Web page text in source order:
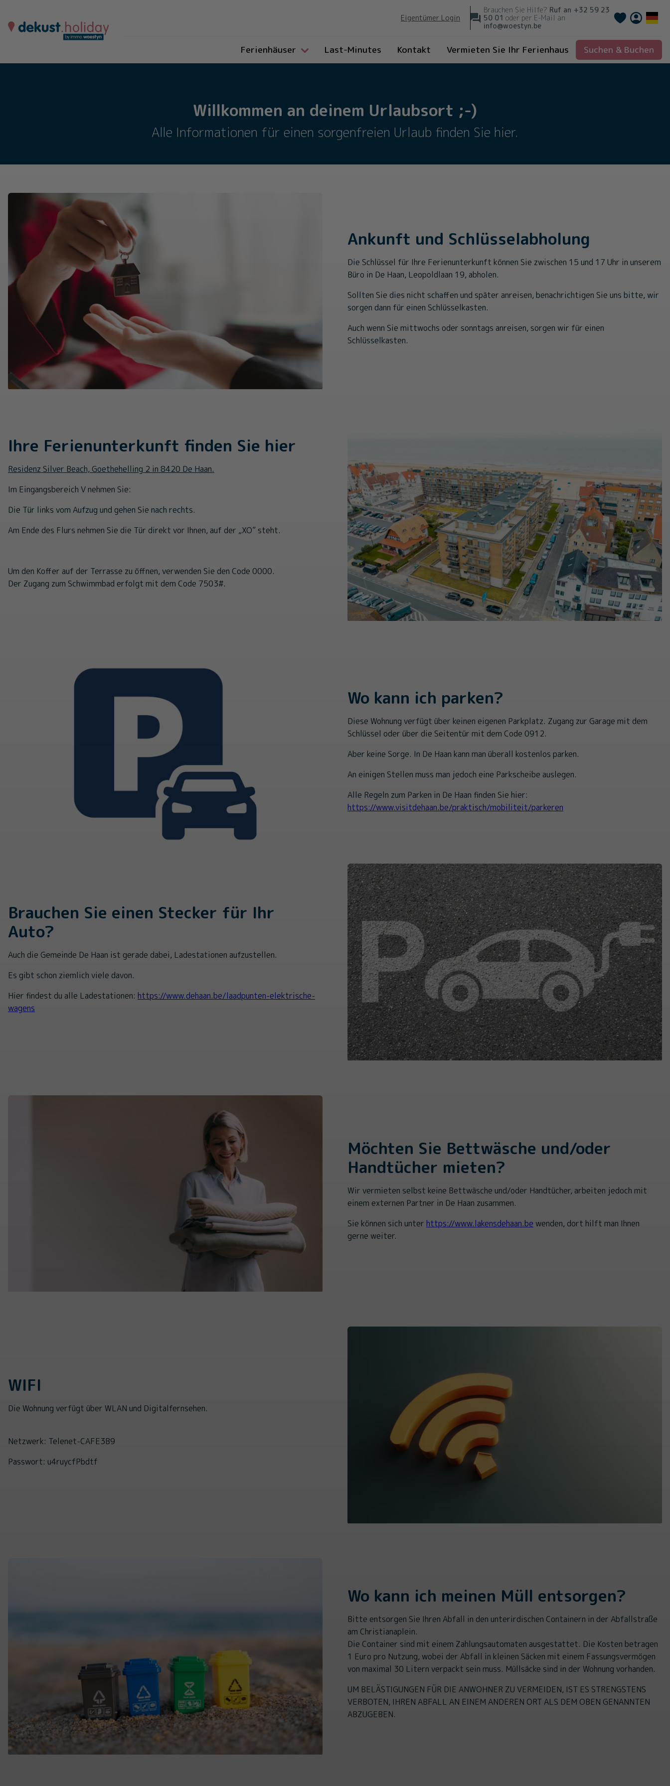
Eigentümer Login
Brauchen Sie Hilfe? Ruf an +32 59 23
50 01 oder per E-Mail an
info@woestyn.be
Français
Ferienhäuser Last-Minutes Kontakt Vermieten Sie Ihr Ferienhaus Suchen & Buchen
Willkommen an deinem Urlaubsort ;-)
Alle Informationen für einen sorgenfreien Urlaub finden Sie hier.
Ankunft und Schlüsselabholung
Die Schlüssel für Ihre Ferienunterkunft können Sie zwischen 15 und 17 Uhr in unserem
Büro in De Haan, Leopoldlaan 19, abholen.
Sollten Sie dies nicht schaffen und später anreisen, benachrichtigen Sie uns bitte, wir
sorgen dann für einen Schlüsselkasten.
Auch wenn Sie mittwochs oder sonntags anreisen, sorgen wir für einen
Schlüsselkasten.
Ihre Ferienunterkunft finden Sie hier
Residenz Silver Beach, Goethehelling 2 in 8420 De Haan.
Im Eingangsbereich V nehmen Sie:
Die Tür links vom Aufzug und gehen Sie nach rechts.
Am Ende des Flurs nehmen Sie die Tür direkt vor Ihnen, auf der „XO” steht.
Um den Koffer auf der Terrasse zu öffnen, verwenden Sie den Code 0000.
Der Zugang zum Schwimmbad erfolgt mit dem Code 7503#.
Wo kann ich parken?
Diese Wohnung verfügt über keinen eigenen Parkplatz. Zugang zur Garage mit dem
Schlüssel oder über die Seitentür mit dem Code 0912.
Aber keine Sorge. In De Haan kann man überall kostenlos parken.
An einigen Stellen muss man jedoch eine Parkscheibe auslegen.
Alle Regeln zum Parken in De Haan finden Sie hier:
https://www.visitdehaan.be/praktisch/mobiliteit/parkeren
Brauchen Sie einen Stecker für Ihr
Auto?
Auch die Gemeinde De Haan ist gerade dabei, Ladestationen aufzustellen.
Es gibt schon ziemlich viele davon.
Hier findest du alle Ladestationen: https://www.dehaan.be/laadpunten-elektrische-
wagens
Möchten Sie Bettwäsche und/oder
Handtücher mieten?
Wir vermieten selbst keine Bettwäsche und/oder Handtücher, arbeiten jedoch mit
einem externen Partner in De Haan zusammen.
Sie können sich unter https://www.lakensdehaan.be wenden, dort hilft man Ihnen
gerne weiter.
WIFI
Die Wohnung verfügt über WLAN und Digitalfernsehen.
Netzwerk: Telenet-CAFE3B9
Passwort: u4ruycfPbdtf
Wo kann ich meinen Müll entsorgen?
Bitte entsorgen Sie Ihren Abfall in den unterirdischen Containern in der Abfallstraße
am Christianaplein.
Die Container sind mit einem Zahlungsautomaten ausgestattet. Die Kosten betragen
1 Euro pro Nutzung, wobei der Abfall in kleinen Säcken mit einem Fassungsvermögen
von maximal 30 Litern verpackt sein muss. Müllsäcke sind in der Wohnung vorhanden.
UM BELÄSTIGUNGEN FÜR DIE ANWOHNER ZU VERMEIDEN, IST ES STRENGSTENS
VERBOTEN, IHREN ABFALL AN EINEM ANDEREN ORT ALS DEM OBEN GENANNTEN
ABZUGEBEN.